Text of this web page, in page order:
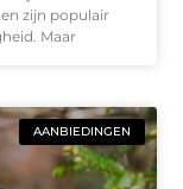
zijn populair
Maar
AANBIEDINGEN